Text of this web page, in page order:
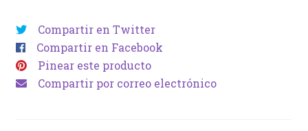
Compartir en Twitter
Compartir en Facebook
Pinear este producto
Compartir por correo electrónico